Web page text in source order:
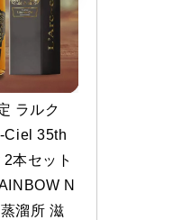
ラルク
Ciel 35th
本セット
N
溜所 滋